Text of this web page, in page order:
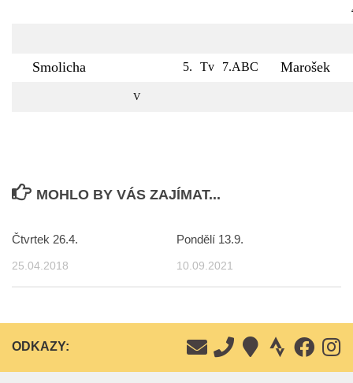
Smolicha 5. Tv 7.ABC Marošek
V
MOHLO BY VÁS ZAJÍMAT...
Čtvrtek 26.4.
25.04.2018
Pondělí 13.9.
10.09.2021
ODKAZY: